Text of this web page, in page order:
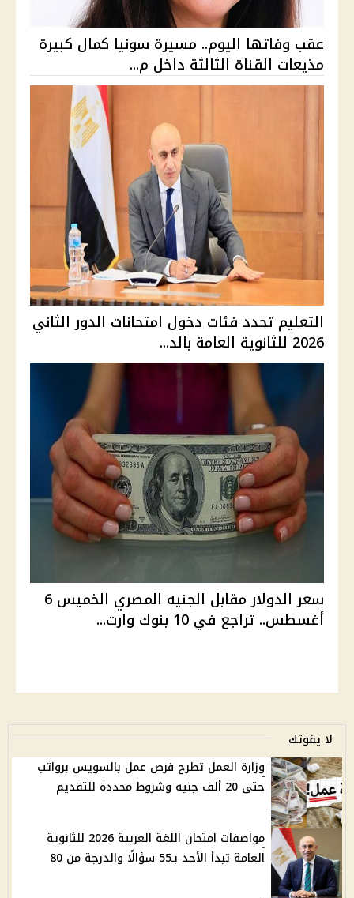
عقب وفاتها اليوم.. مسيرة سونيا كمال كبيرة
مذيعات القناة الثالثة داخل م...
التعليم تحدد فئات دخول امتحانات الدور الثاني
2026 للثانوية العامة بالد...
سعر الدولار مقابل الجنيه المصري الخميس 6
أغسطس.. تراجع في 10 بنوك وارت...
لا يفوتك
وزارة العمل تطرح فرص عمل بالسويس برواتب
حتى 20 ألف جنيه وشروط محددة للتقديم
مواصفات امتحان اللغة العربية 2026 للثانوية
العامة تبدأ الأحد بـ55 سؤالًا والدرجة من 80